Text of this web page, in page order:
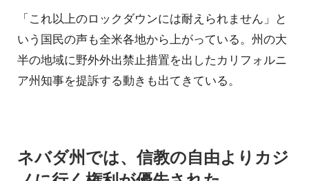
「これ以上のロックダウンには耐えられません」と
いう国民の声も全米各地から上がっている。州の大
半の地域に野外外出禁止措置を出したカリフォルニ
ア州知事を提訴する動きも出てきている。
ネバダ州では、信教の自由よりカジ